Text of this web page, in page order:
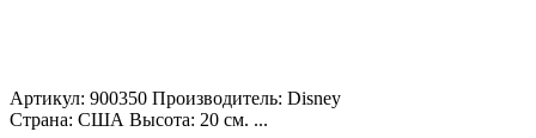
Артикул: 900350 Производитель: Disney
Страна: США Высота: 20 см. ...